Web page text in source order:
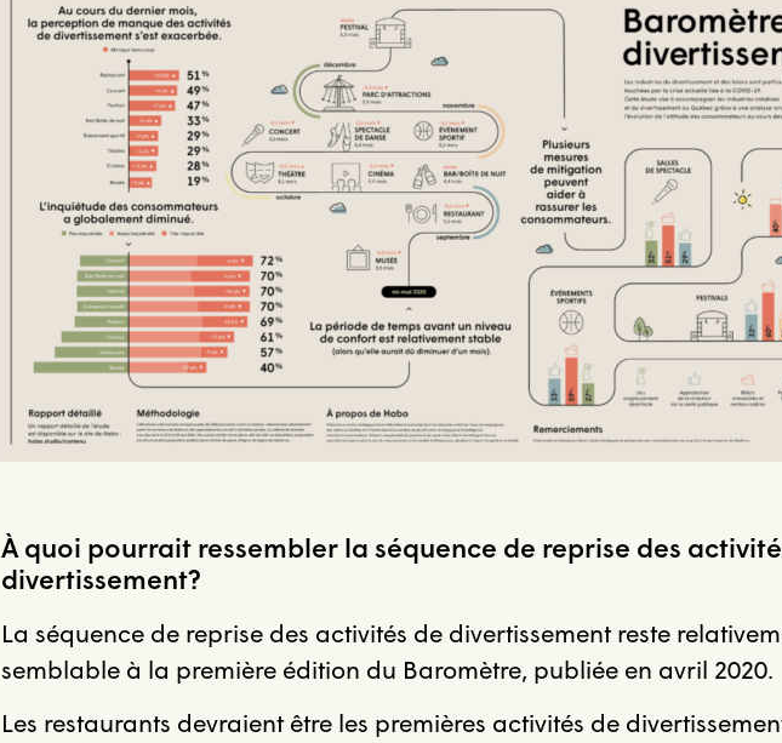
À quoi pourrait ressembler la séquence de reprise des
divertissement?
La séquence de reprise des activités de divertissement reste
semblable à la première édition du Baromètre, publiée en avril 2020.
Les restaurants devraient être les premières activités de